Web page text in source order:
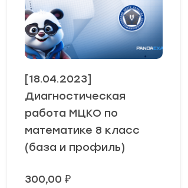
[18.04.2023]
Диагностическая
работа МЦКО по
математике 8 класс
(база и профиль)
300,00 ₽